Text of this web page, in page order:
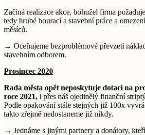
Začíná realizace akce, bohužel firma
tedy hrubé bourací a stavební práce a
měsíců.
→ Oceňujeme bezproblémové převzetí
stavebním odborem.
Prosincec 2020
Rada města opět neposkytuje dotaci na
roce 2021, i přes náš ojedinělý finanční
Podle opakování stále stejných již 100x
takto zřejmě nedostaneme již nikdy.
→ Jednáme s jinými partnery a donátory,